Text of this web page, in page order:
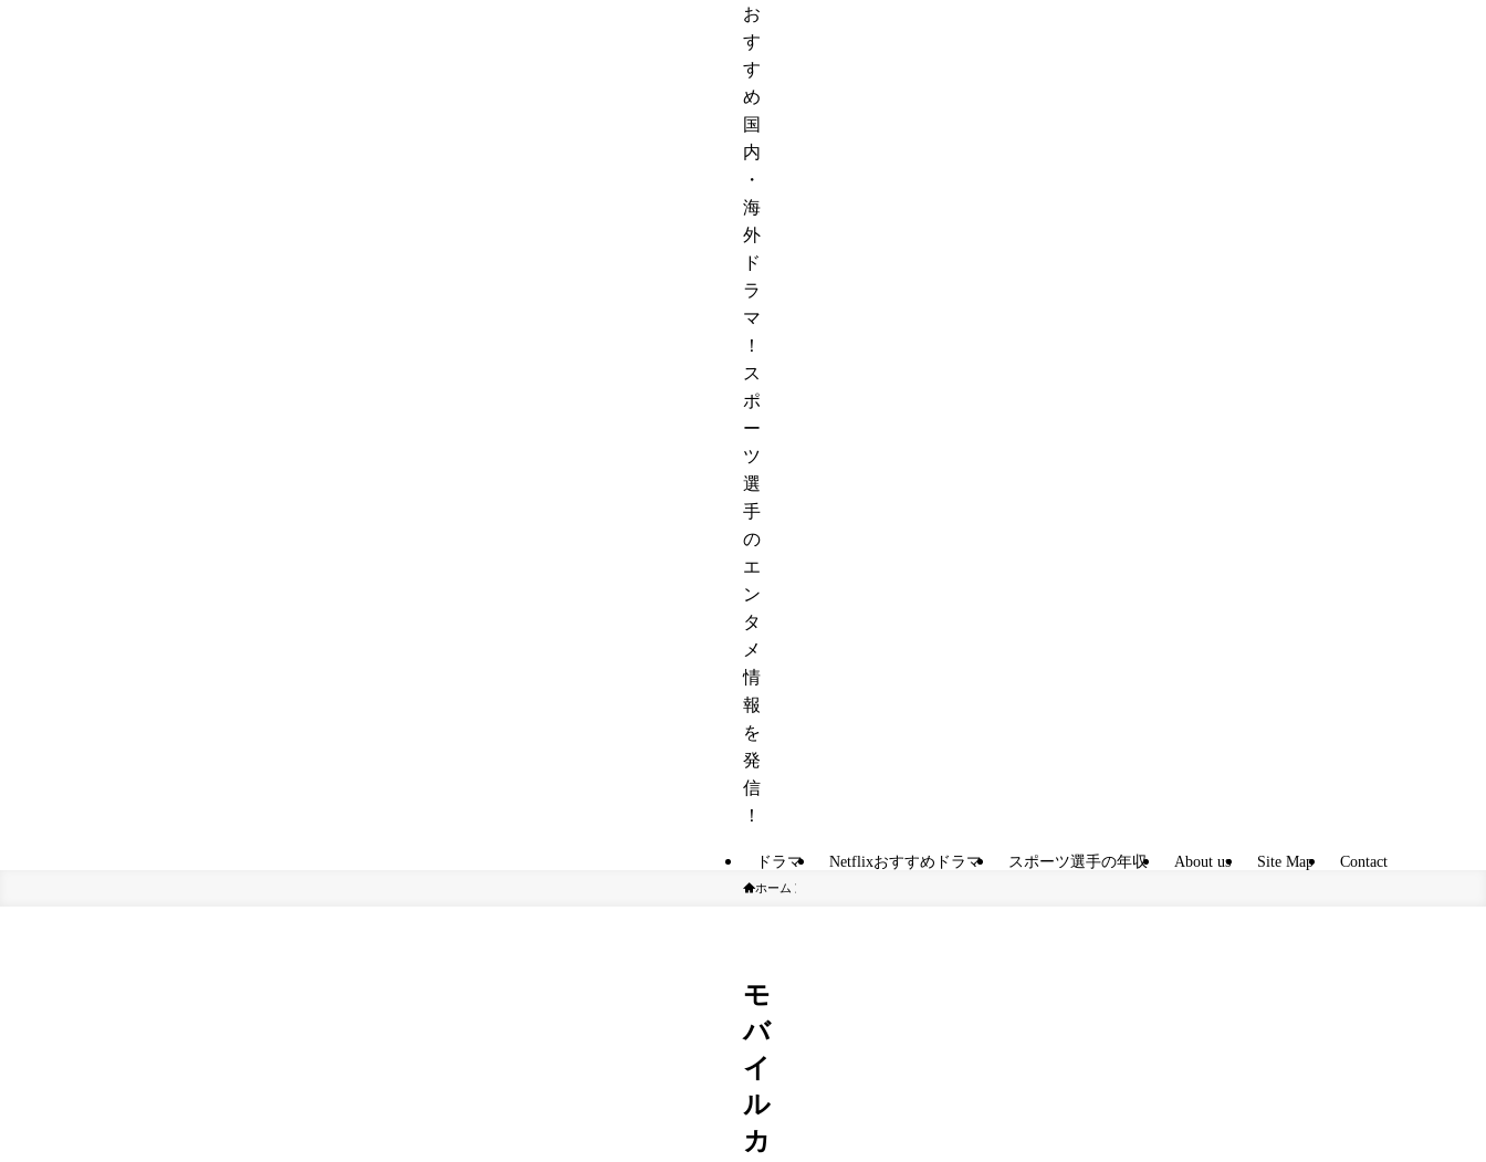
お
す
す
め
国
内
・
海
外
ド
ラ
マ
！
ス
ポ
ー
ツ
選
手
の
エ
ン
タ
メ
情
報
を
発
信
！
ドラマ Netflixおすすめドラマ スポーツ選手の年収 About us Site Map Contact
ホーム
モ
バ
イ
ル
カ